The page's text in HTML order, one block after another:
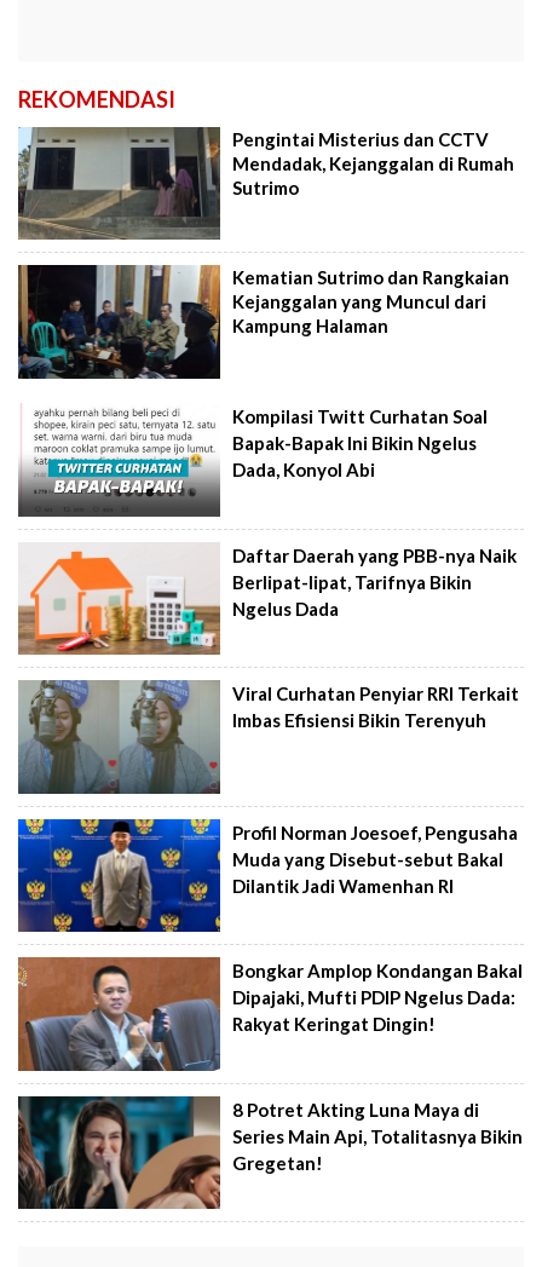
REKOMENDASI
Pengintai Misterius dan CCTV
Mendadak, Kejanggalan di Rumah
Sutrimo
Kematian Sutrimo dan Rangkaian
Kejanggalan yang Muncul dari
Kampung Halaman
Kompilasi Twitt Curhatan Soal
Bapak-Bapak Ini Bikin Ngelus
Dada, Konyol Abi
Daftar Daerah yang PBB-nya Naik
Berlipat-lipat, Tarifnya Bikin
Ngelus Dada
Viral Curhatan Penyiar RRI Terkait
Imbas Efisiensi Bikin Terenyuh
Profil Norman Joesoef, Pengusaha
Muda yang Disebut-sebut Bakal
Dilantik Jadi Wamenhan RI
Bongkar Amplop Kondangan Bakal
Dipajaki, Mufti PDIP Ngelus Dada:
Rakyat Keringat Dingin!
8 Potret Akting Luna Maya di
Series Main Api, Totalitasnya Bikin
Gregetan!